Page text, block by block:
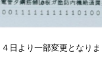
日より一部変更となりま